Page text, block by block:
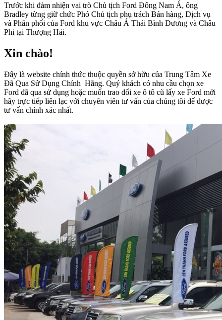
Trước khi đảm nhiện vai trò Chủ tịch Ford Đông Nam Á, ông
Bradley từng giữ chức Phó Chủ tịch phụ trách Bán hàng, Dịch vụ
và Phân phối của Ford khu vực Châu Á Thái Bình Dương và Châu
Phi tại Thượng Hải.
Xin chào!
Đây là website chính thức thuộc quyền sở hữu của Trung Tâm Xe
Đã Qua Sử Dụng Chính Hãng. Quý khách có nhu cầu chọn xe
Ford đã qua sử dụng hoặc muốn trao đổi xe ô tô cũ lấy xe Ford mới
hãy trực tiếp liên lạc với chuyên viên tư vấn của chúng tôi để được
tư vấn chính xác nhất.